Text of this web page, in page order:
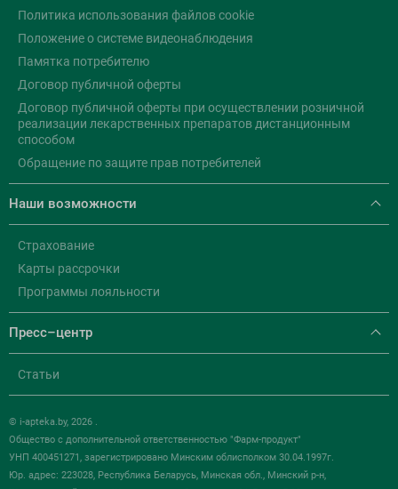
Политика использования файлов cookie
Положение о системе видеонаблюдения
Памятка потребителю
Договор публичной оферты
Договор публичной оферты при осуществлении розничной
реализации лекарственных препаратов дистанционным
способом
Обращение по защите прав потребителей
Наши возможности
Страхование
Карты рассрочки
Программы лояльности
Пресс–центр
Статьи
© i-apteka.by, 2026 .
Общество с дополнительной ответственностью "Фарм-продукт"
УНП 400451271, зарегистрировано Минским облисполком 30.04.1997г.
Юр. адрес: 223028, Республика Беларусь, Минская обл., Минский р-н,